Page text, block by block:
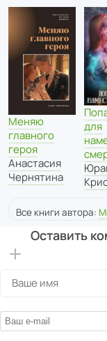
Меняю
главного
героя
Анастасия
Чернятина
для
Все книги автора:
Оставить